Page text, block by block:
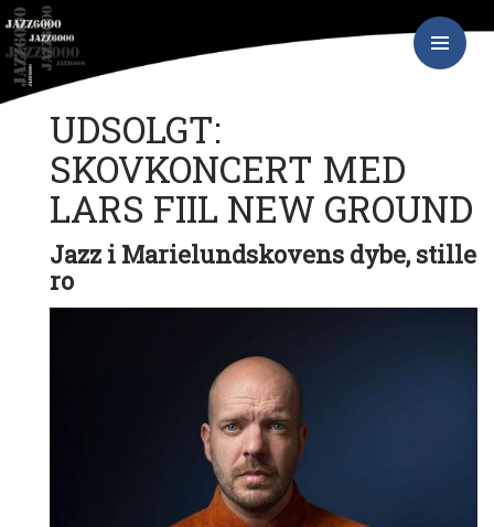
Hop
indhold
UDSOLGT:
SKOVKONCERT MED
LARS FIIL NEW GROUND
Jazz i Marielundskovens dybe, stille
ro